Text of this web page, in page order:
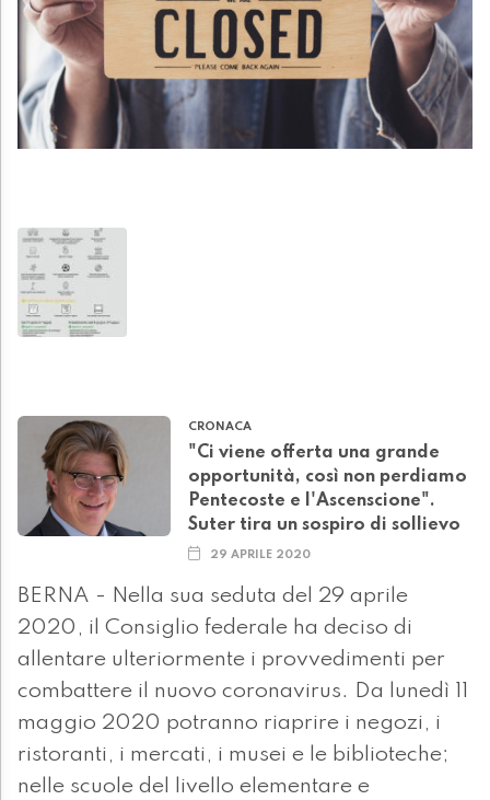
CRONACA
"Ci viene offerta una grande
opportunità, così non perdiamo
Pentecoste e l'Ascenscione".
Suter tira un sospiro di sollievo
29 APRILE 2020
BERNA - Nella sua seduta del 29 aprile
2020, il Consiglio federale ha deciso di
allentare ulteriormente i provvedimenti per
combattere il nuovo coronavirus. Da lunedì 11
maggio 2020 potranno riaprire i negozi, i
ristoranti, i mercati, i musei e le biblioteche;
nelle scuole del livello elementare e